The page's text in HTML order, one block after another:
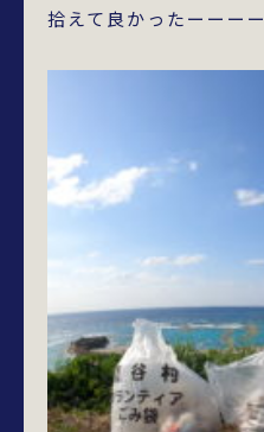
拾えて良かったーーーー